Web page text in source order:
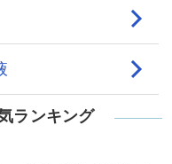
ランキング